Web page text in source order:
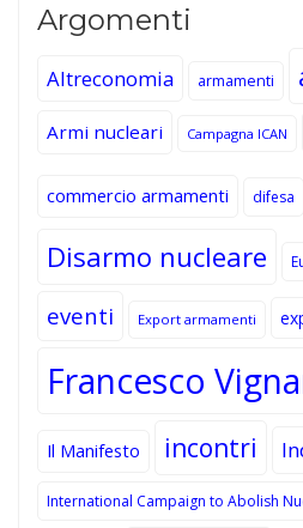
Argomenti
Altreconomia armamenti
Armi nucleari Campagna ICAN
commercio armamenti difesa
Disarmo nucleare
eventi Export armamenti
Francesco
Il Manifesto incontri
International Campaign to Abolish